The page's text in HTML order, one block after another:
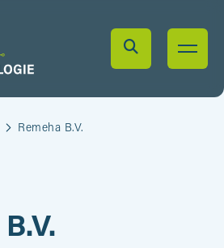
Remeha B.V.